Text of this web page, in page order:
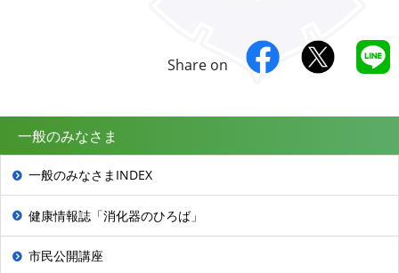
Share on
一般のみなさま
一般のみなさまINDEX
健康情報誌「消化器のひろば」
市民公開講座